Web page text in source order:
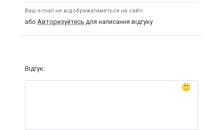
Ваш e-mail не відображатиметься на сайті
або Авторизуйтесь для написання відгуку
Відгук: